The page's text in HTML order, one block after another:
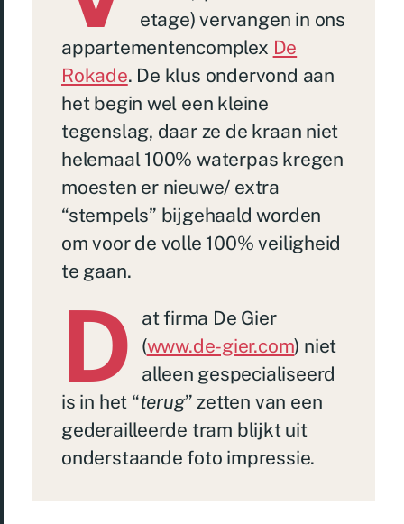
etage) vervangen in ons
appartementencomplex De
Rokade. De klus ondervond aan
het begin wel een kleine
tegenslag, daar ze de kraan niet
helemaal 100% waterpas kregen
moesten er nieuwe/ extra
“stempels” bijgehaald worden
om voor de volle 100% veiligheid
te gaan.
D
at firma De Gier
(www.de-gier.com) niet
alleen gespecialiseerd
is in het “terug” zetten van een
gederailleerde tram blijkt uit
onderstaande foto impressie.